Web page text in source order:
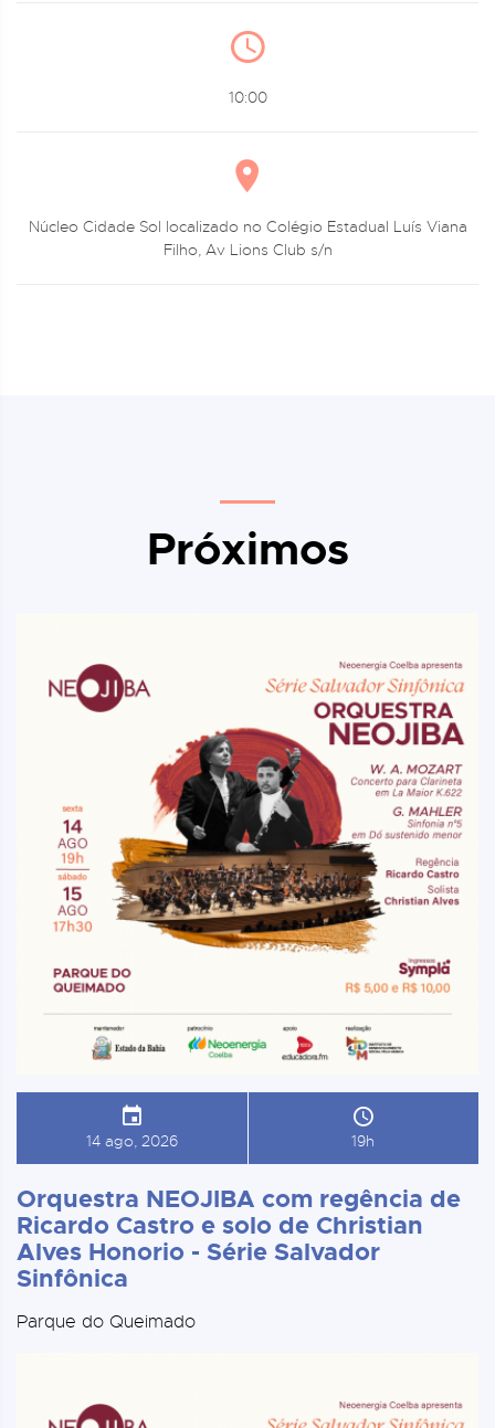
10:00
Núcleo Cidade Sol localizado no Colégio Estadual Luís Viana
Filho, Av Lions Club s/n
Próximos
14 ago, 2026 19h
Orquestra NEOJIBA com regência de
Ricardo Castro e solo de Christian
Alves Honorio - Série Salvador
Sinfônica
Parque do Queimado